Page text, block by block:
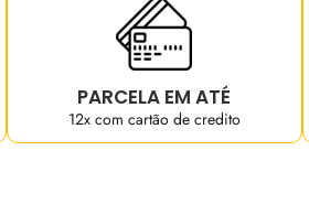
PARCELA EM ATÉ
12x com cartão de credito